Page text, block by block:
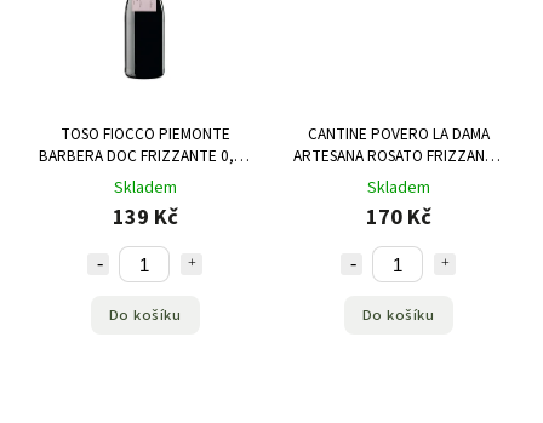
TOSO FIOCCO PIEMONTE
BARBERA DOC FRIZZANTE 0,75
Skladem
139 Kč
Do košíku
CANTINE POVERO LA DAMA
ARTESANA ROSATO FRIZZANTE
0,75 L
Skladem
170 Kč
Do košíku